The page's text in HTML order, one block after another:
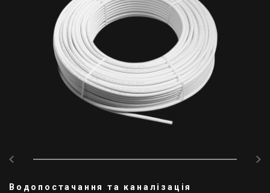
Водопостачання та каналізація